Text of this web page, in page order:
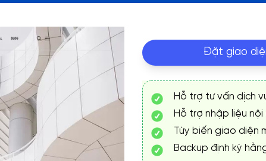
Đặt giao
Hỗ trợ tư vấn dịch
Hỗ trợ nhập liệu
Tùy biến giao diện
Backup định kỳ